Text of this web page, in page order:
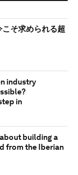
そ求められる超
industry
in
building a
from the Iberian